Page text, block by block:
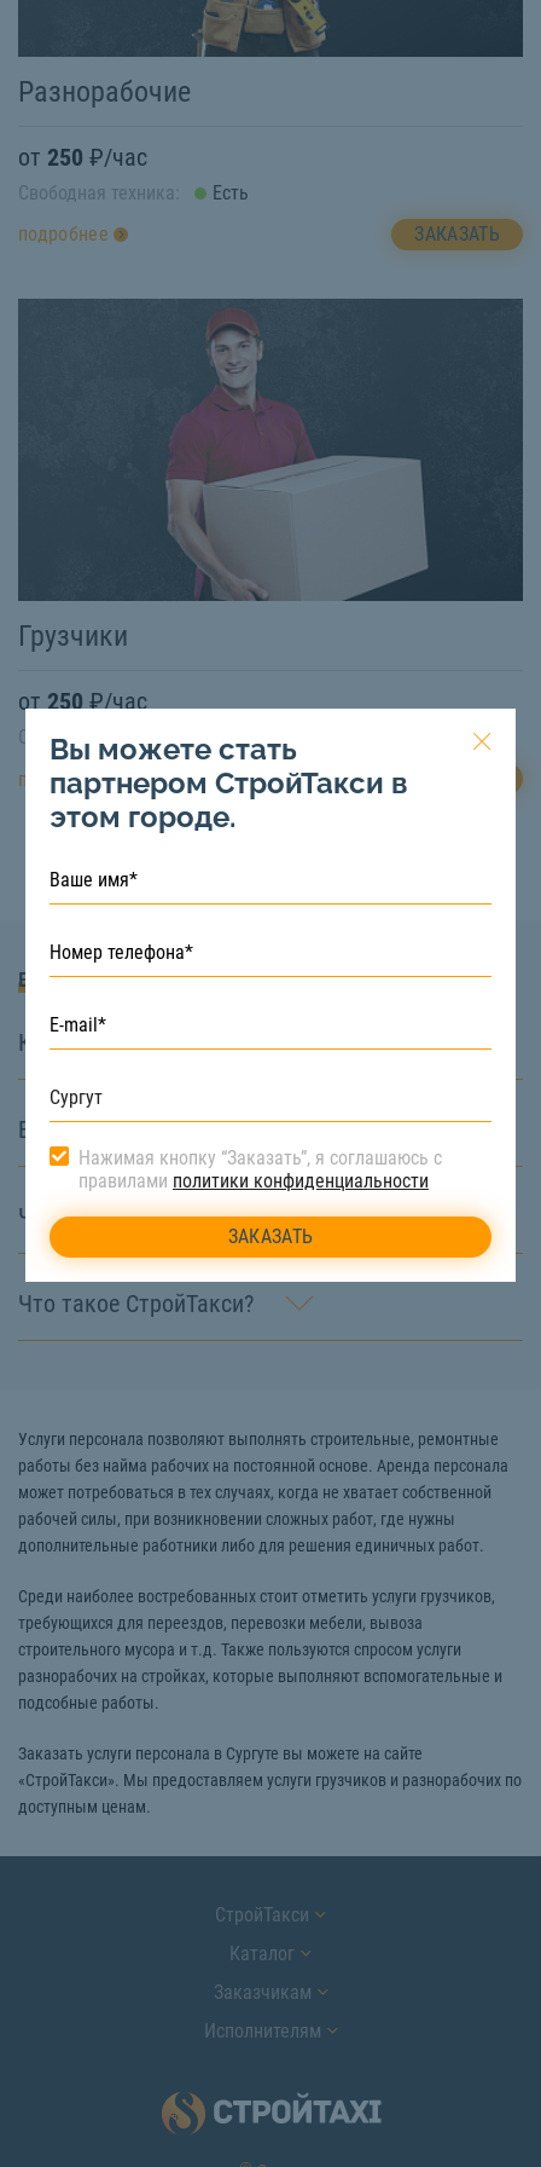
Разнорабочие
от 250 ₽/час
Свободная техника:
Есть
подробнее
ЗАКАЗАТЬ
Грузчики
от250₽/час
Свободная техника:
подробнее
Вопросы и Ответы
Какие услуги вы предоставляете?
В чём особенность СтройТакси?
Что значит диспетчерская служба?
Что такое СтройТакси?
Услуги персонала позволяют выполнять строительные, ремонтные
работы без найма рабочих на постоянной основе. Аренда персонала
может потребоваться в тех случаях, когда не хватает собственной
рабочей силы, при возникновении сложных работ, где нужны
дополнительные работники либо для решения единичных работ.
Среди наиболее востребованных стоит отметить услуги грузчиков,
требующихся для переездов, перевозки мебели, вывоза
строительного мусора и т.д. Также пользуются спросом услуги
разнорабочих на стройках, которые выполняют вспомогательные и
подсобные работы.
Заказать услуги персонала в Сургуте вы можете на сайте
«СтройТакси». Мы предоставляем услуги грузчиков и разнорабочих по
доступным ценам.
СтройТакси
Каталог
Заказчикам
Исполнителям
Вы можете стать
партнером СтройТакси в
этом городе.
Нажимая кнопку “Заказать”, я соглашаюсь с
правилами политики конфиденциальности